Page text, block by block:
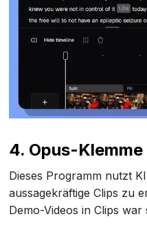
4. Opus-Klemme
Dieses Programm nutzt
aussagekräftige Clips zu
Demo-Videos in Clips war